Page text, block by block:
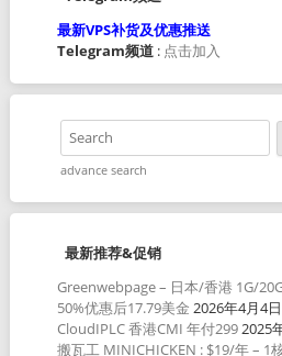
最新VPS补货及优惠推送
Telegram频道: 点击加入
advance search
最新推荐&促销
Greenwebpage – 日本/香港 1G/
50%优惠后17.79美金 2026年4月4日
CloudIPLC 香港CMI 年付2992025
搬瓦工 MINICHICKEN : $19/年 – 1